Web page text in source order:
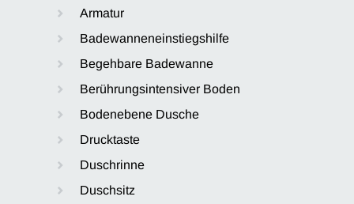
Armatur
Badewanneneinstiegshilfe
Begehbare Badewanne
Berührungsintensiver Boden
Bodenebene Dusche
Drucktaste
Duschrinne
Duschsitz